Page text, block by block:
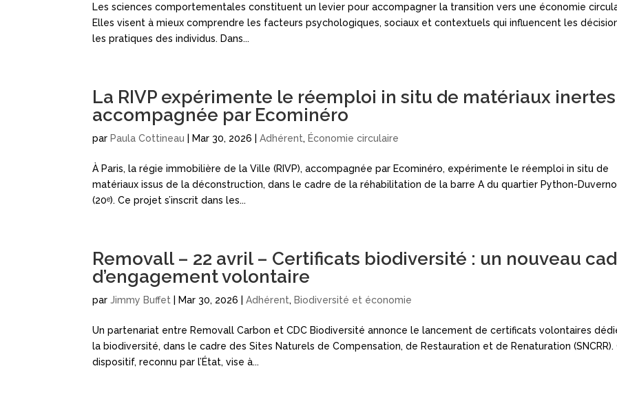
Les sciences comportementales constituent un levier pour accompagner la transition vers une économie
Elles visent à mieux comprendre les facteurs psychologiques, sociaux et contextuels qui influencent les
les pratiques des individus. Dans...
La RIVP expérimente le réemploi in situ de matériaux
accompagnée par Ecominéro
par Paula Cottineau Mar 30, 2026 |Adhérent, Économie circulaire
À Paris, la régie immobilière de la Ville (RIVP), accompagnée par Ecominéro, expérimente le réemploi in situ de
matériaux issus de la déconstruction, dans le cadre de la réhabilitation de la barre A du quartier Python-
(20ᵉ). Ce projet s’inscrit dans les...
Removall – 22 avril – Certificats biodiversité : un nouveau
d’engagement volontaire
parJimmy Buffet Mar 30, 2026 |Adhérent, Biodiversité et économie
Un partenariat entre Removall Carbon et CDC Biodiversité annonce le lancement de certificats volontaires
la biodiversité, dans le cadre des Sites Naturels de Compensation, de Restauration et de Renaturation (SNCRR).
dispositif, reconnu par l’État, vise à...